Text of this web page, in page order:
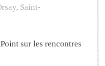
Saint-
sur les rencontres